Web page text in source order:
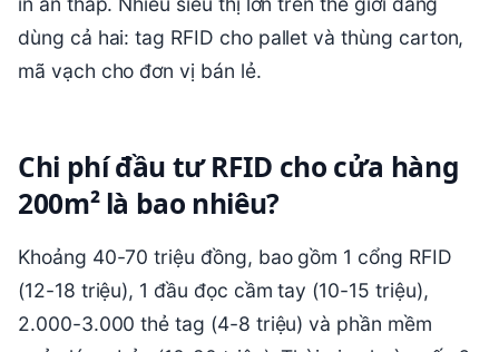
dùng cả hai: tag RFID cho pallet và thùng carton,
mã vạch cho đơn vị bán lẻ.
Chi phí đầu tư RFID cho cửa hàng
200m² là bao nhiêu?
Khoảng 40-70 triệu đồng, bao gồm 1 cổng RFID
(12-18 triệu), 1 đầu đọc cầm tay (10-15 triệu),
2.000-3.000 thẻ tag (4-8 triệu) và phần mềm